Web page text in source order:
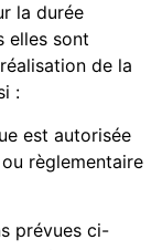
la durée
elles sont
de la
:
est autorisée
règlementaire
prévues ci-